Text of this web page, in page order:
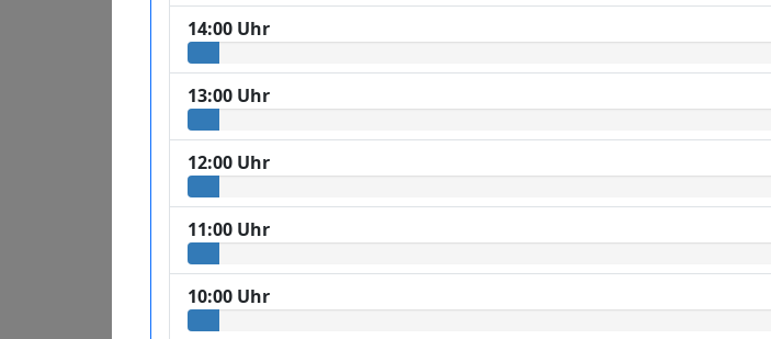
14:00 Uhr
13:00 Uhr
12:00 Uhr
11:00 Uhr
10:00 Uhr